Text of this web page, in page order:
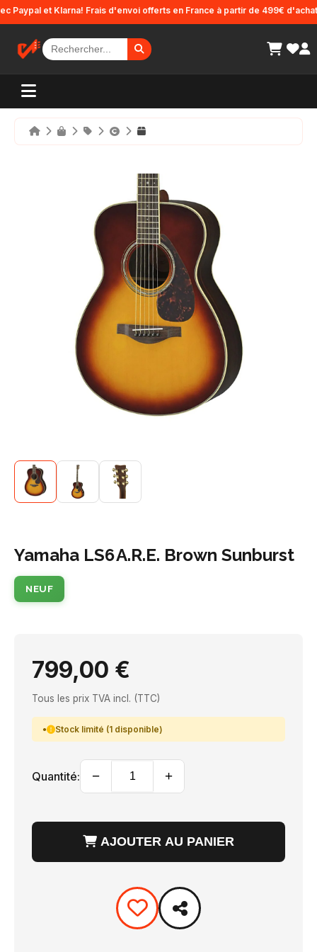
et Klarna! Frais d'envoi offerts en France à partir de 499€ d'achat.
Yamaha LS6 A.R.E. Brown Sunburst
NEUF
799,00 €
Tous les prix TVA incl. (TTC)
Stock limité (1 disponible)
Quantité: − +
AJOUTER AU PANIER
Panneau de gestion des cookies